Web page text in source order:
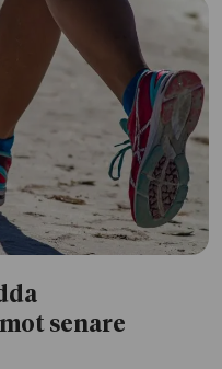
senare